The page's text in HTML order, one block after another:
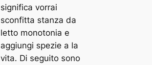
significa vorrai
sconfitta stanza da
letto monotonia e
aggiungi spezie a la
vita. Di seguito sono